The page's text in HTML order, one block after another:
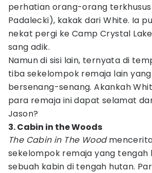
perhatian orang-orang
Padalecki), kakak dari White. Ia
nekat pergi ke Camp Crystal
sang adik.
Namun di sisi lain, ternyata di
tiba sekelompok remaja lain
bersenang-senang. Akankah
para remaja ini dapat selamat
Jason?
3. Cabin in the Woods
The Cabin in The Wood
sekelompok remaja yang tengah
sebuah kabin di tengah hutan.